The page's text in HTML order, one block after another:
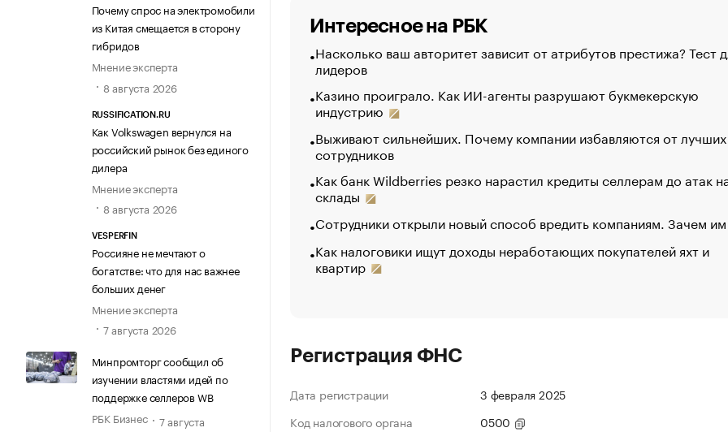
Почему спрос на электромобили
из Китая смещается в сторону
гибридов
Мнение эксперта
8 августа 2026
RUSSIFICATION.RU
Как Volkswagen вернулся на
российский рынок без единого
дилера
Мнение эксперта
8 августа 2026
VESPERFIN
Россияне не мечтают о
богатстве: что для нас важнее
больших денег
Мнение эксперта
7 августа 2026
Минпромторг сообщил об
изучении властями идей по
поддержке селлеров WB
РБК Бизнес
7 августа
Интересное на РБК
Насколько ваш авторитет зависит от атрибутов престижа? Тест
лидеров
Казино проиграло. Как ИИ-агенты разрушают букмекерскую
индустрию
Выживают сильнейших. Почему компании избавляются от лучших
сотрудников
Как банк Wildberries резко нарастил кредиты селлерам до атак
склады
Сотрудники открыли новый способ вредить компаниям. Зачем
Как налоговики ищут доходы неработающих покупателей яхт и
квартир
Регистрация ФНС
Дата регистрации
3 февраля 2025
Код налогового органа
0500